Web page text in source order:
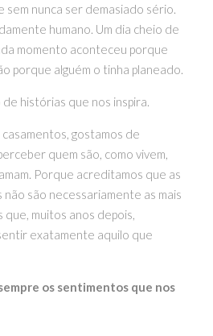
sem nunca ser demasiado sério.
humano. Um dia cheio de
momento aconteceu porque
porque alguém o tinha planeado.
histórias que nos inspira.
gostamos de
quem são, como vivem,
Porque acreditamos que as
são necessariamente as mais
muitos anos depois,
exatamente aquilo que
os sentimentos que nos